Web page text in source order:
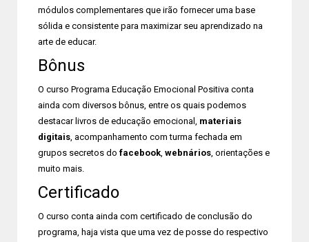
módulos complementares que irão fornecer uma base
sólida e consistente para maximizar seu aprendizado na
arte de educar.
Bônus
O curso Programa Educação Emocional Positiva conta
ainda com diversos bônus, entre os quais podemos
destacar livros de educação emocional, materiais
digitais, acompanhamento com turma fechada em
grupos secretos do facebook, webnários, orientações e
muito mais.
Certificado
O curso conta ainda com certificado de conclusão do
programa, haja vista que uma vez de posse do respectivo